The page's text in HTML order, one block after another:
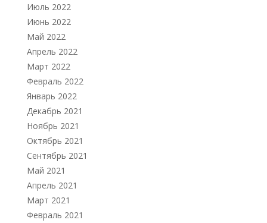
Июль 2022
Июнь 2022
Май 2022
Апрель 2022
Март 2022
Февраль 2022
Январь 2022
Декабрь 2021
Ноябрь 2021
Октябрь 2021
Сентябрь 2021
Май 2021
Апрель 2021
Март 2021
Февраль 2021